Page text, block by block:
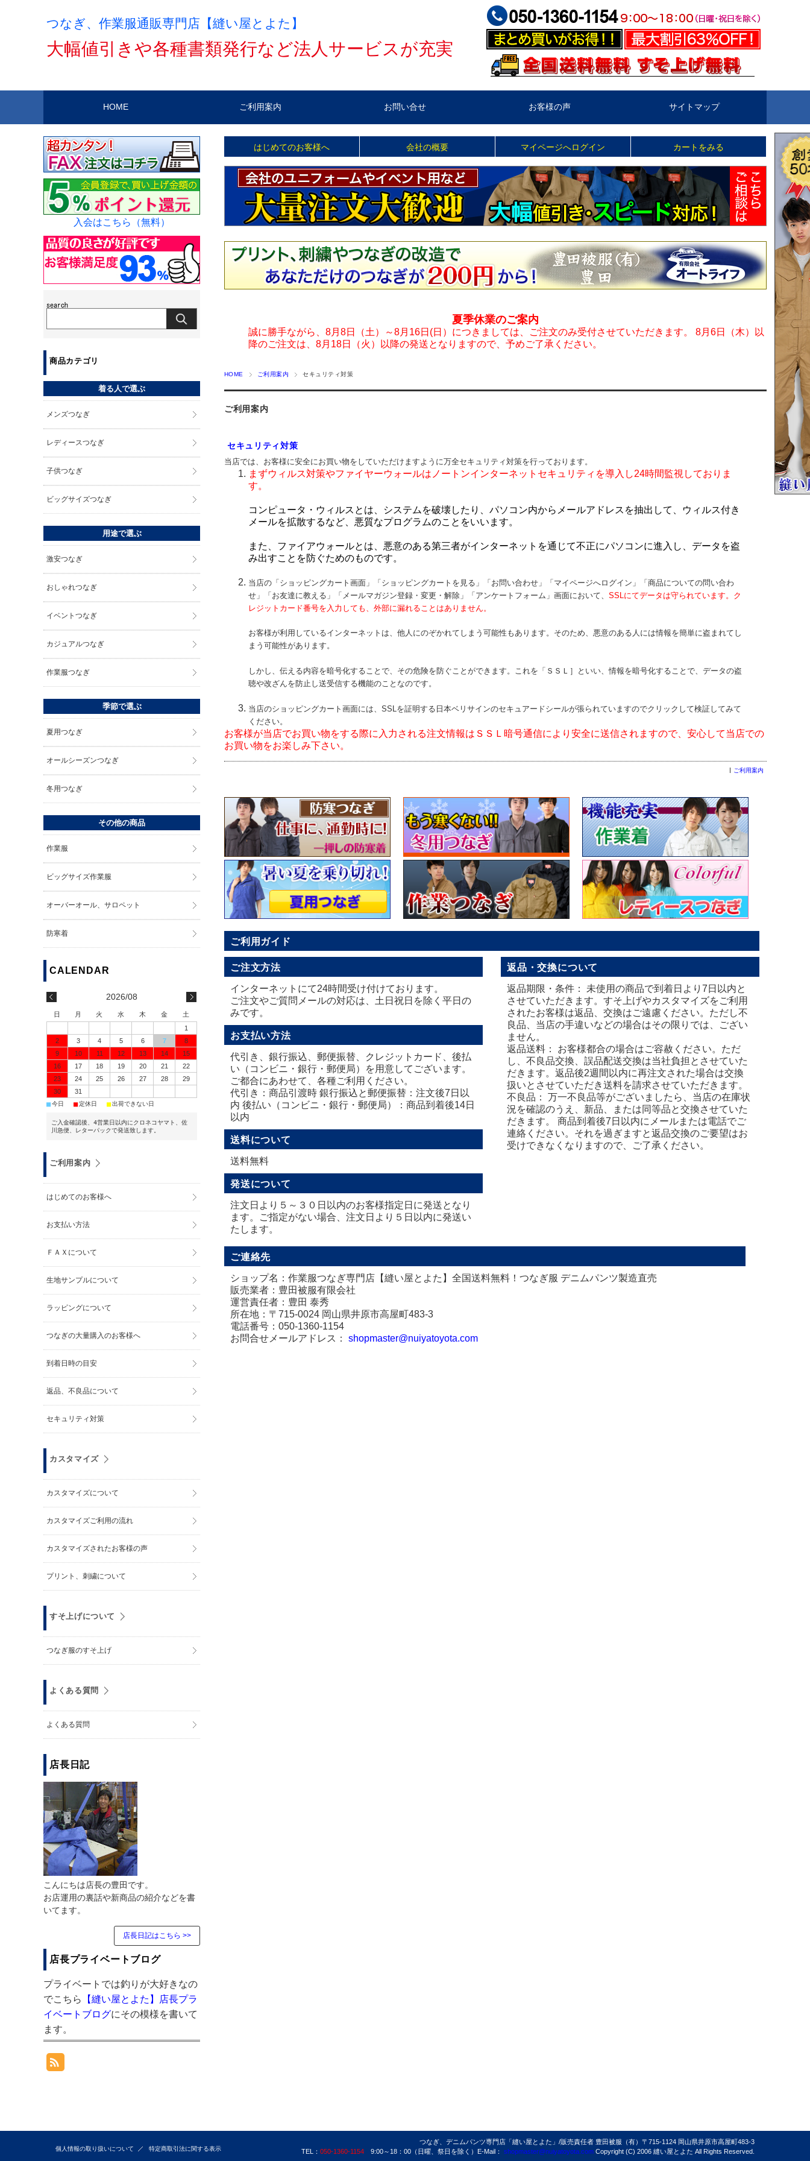
つなぎ、作業服通販専門店【縫い屋とよた】
大幅値引きや各種書類発行など法人サービスが充実
HOME ご利用案内 お問い合せ お客様の声 サイトマップ
はじめてのお客様へ 会社の概要 マイページへログイン カートをみる
夏季休業のご案内
誠に勝手ながら、8月8日（土）～8月16日(日）につきましては、ご注文のみ受付させていただきます。 8月6日（木）以
降のご注文は、8月18日（火）以降の発送となりますので、予めご了承ください。
HOME ご利用案内 セキュリティ対策
ご利用案内
セキュリティ対策
当店では、お客様に安全にお買い物をしていただけますように万全セキュリティ対策を行っております。
まずウィルス対策やファイヤーウォールは ノートンインターネットセキュリティを導入し24時間監視しておりま
す。
コンピュータ・ウィルスとは、システムを破壊したり、パソコン内からメールアドレスを抽出して、ウィルス付き
メールを拡散するなど、悪質なプログラムのことをいいます。
また、ファイアウォールとは、悪意のある第三者がインターネットを通じて不正にパソコンに進入し、データを盗
み出すことを防ぐためのものです。
当店の「ショッピングカート画面」「ショッピングカートを見る」「お問い合わせ」「マイページへログイン」「商品についての問い合わ
せ」「お友達に教える」「メールマガジン登録・変更・解除」「アンケートフォーム」画面において、 SSLにてデータは守られています。ク
レジットカード番号を入力しても、外部に漏れることはありません。
お客様が利用しているインターネットは、他人にのぞかれてしまう可能性もあります。そのため、悪意のある人には情報を簡単に盗まれてし
まう可能性があります。
しかし、伝える内容を暗号化することで、その危険を防ぐことができます。これを「ＳＳＬ］といい、情報を暗号化することで、データの盗
聴や改ざんを防止し送受信する機能のことなのです。
当店のショッピングカート画面には、SSLを証明する日本ベリサインのセキュアードシールが張られていますのでクリックして検証してみて
ください。
お客様が当店でお買い物をする際に入力される注文情報はＳＳＬ暗号通信により安全に送信されますので、安心して当店での
お買い物をお楽しみ下さい。
ご利用案内
ご利用ガイド
ご注文方法
インターネットにて24時間受け付けております。
ご注文やご質問メールの対応は、土日祝日を除く平日の
みです。
お支払い方法
代引き、銀行振込、郵便振替、クレジットカード、後払
い（コンビニ・銀行・郵便局）を用意してございます。
ご都合にあわせて、各種ご利用ください。
代引き：商品引渡時 銀行振込と郵便振替：注文後7日以
内 後払い（コンビニ・銀行・郵便局）：商品到着後14日
以内
送料について
送料無料
発送について
注文日より５～３０日以内のお客様指定日に発送となり
ます。ご指定がない場合、注文日より５日以内に発送い
たします。
返品・交換について
返品期限・条件： 未使用の商品で到着日より7日以内と
させていただきます。すそ上げやカスタマイズをご利用
されたお客様は返品、交換はご遠慮ください。ただし不
良品、当店の手違いなどの場合はその限りでは、ござい
ません。
返品送料： お客様都合の場合はご容赦ください。ただ
し、不良品交換、誤品配送交換は当社負担とさせていた
だきます。返品後2週間以内に再注文された場合は交換
扱いとさせていただき送料を請求させていただきます。
不良品： 万一不良品等がございましたら、当店の在庫状
況を確認のうえ、新品、または同等品と交換させていた
だきます。 商品到着後7日以内にメールまたは電話でご
連絡ください。それを過ぎますと返品交換のご要望はお
受けできなくなりますので、ご了承ください。
ご連絡先
ショップ名：作業服つなぎ専門店【縫い屋とよた】全国送料無料！つなぎ服 デニムパンツ製造直売
販売業者：豊田被服有限会社
運営責任者：豊田 泰秀
所在地：〒715-0024 岡山県井原市高屋町483-3
電話番号：050-1360-1154
お問合せメールアドレス： shopmaster@nuiyatoyota.com
入会はこちら（無料）
商品カテゴリ
着る人で選ぶ
メンズつなぎ
レディースつなぎ
子供つなぎ
ビッグサイズつなぎ
用途で選ぶ
激安つなぎ
おしゃれつなぎ
イベントつなぎ
カジュアルつなぎ
作業服つなぎ
季節で選ぶ
夏用つなぎ
オールシーズンつなぎ
冬用つなぎ
その他の商品
作業服
ビッグサイズ作業服
オーバーオール、サロペット
防寒着
2026/08
日 月 火 水 木 金
土
1
2
3 4 5 6 7
8
9
10 11 12 13 14
15
16
17 18 19 20 21
22
23
24 25 26 27 28
29
30
31
■今日 ■定休日 ■出荷できない日
ご入金確認後、4営業日以内にクロネコヤマト、佐
川急便、レターパックで発送致します。
ご利用案内
はじめてのお客様へ
お支払い方法
ＦＡＸについて
生地サンプルについて
ラッピングについて
つなぎの大量購入のお客様へ
到着日時の目安
返品、不良品について
セキュリティ対策
カスタマイズ
カスタマイズについて
カスタマイズご利用の流れ
カスタマイズされたお客様の声
プリント、刺繍について
すそ上げについて
つなぎ服のすそ上げ
よくある質問
よくある質問
店長日記
こんにちは店長の豊田です。
お店運用の裏話や新商品の紹介などを書
いてます。
店長日記はこちら >>
店長プライベートブログ
プライベートでは釣りが大好きなの
でこちら
【縫い屋とよた】店長プラ
イベートブログにその模様を書いて
ます。
個人情報の取り扱いについて 特定商取引法に関する表示
つなぎ、デニムパンツ専門店「縫い屋とよた」/販売責任者 豊田被服（有）〒715-1124 岡山県井原市高屋町483-3
TEL： 050-1360-1154 9:00～18：00（日曜、祭日を除く）E-Mail： shopmaster@nuiyatoyota.com Copyright (C) 2006 縫い屋とよた All Rights Reserved.